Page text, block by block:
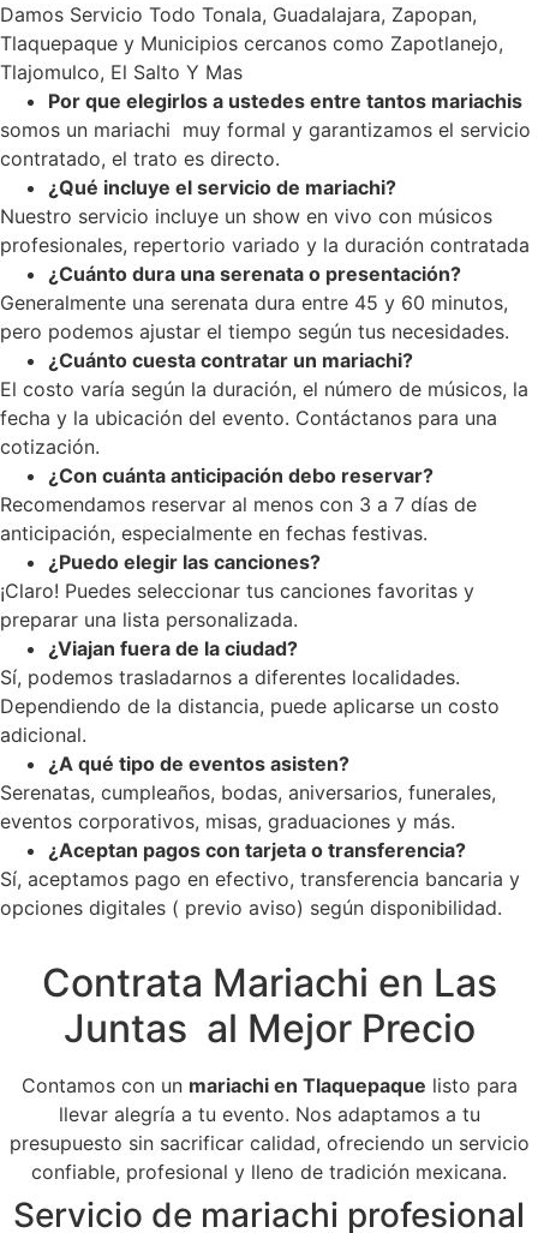
Damos Servicio Todo Tonala, Guadalajara, Zapopan,
Tlaquepaque y Municipios cercanos como Zapotlanejo,
Tlajomulco, El Salto Y Mas
Por que elegirlos a ustedes entre tantos mariachis
somos un mariachi muy formal y garantizamos el servicio
contratado, el trato es directo.
¿Qué incluye el servicio de mariachi?
Nuestro servicio incluye un show en vivo con músicos
profesionales, repertorio variado y la duración contratada
¿Cuánto dura una serenata o presentación?
Generalmente una serenata dura entre 45 y 60 minutos,
pero podemos ajustar el tiempo según tus necesidades.
¿Cuánto cuesta contratar un mariachi?
El costo varía según la duración, el número de músicos, la
fecha y la ubicación del evento. Contáctanos para una
cotización.
¿Con cuánta anticipación debo reservar?
Recomendamos reservar al menos con 3 a 7 días de
anticipación, especialmente en fechas festivas.
¿Puedo elegir las canciones?
¡Claro! Puedes seleccionar tus canciones favoritas y
preparar una lista personalizada.
¿Viajan fuera de la ciudad?
Sí, podemos trasladarnos a diferentes localidades.
Dependiendo de la distancia, puede aplicarse un costo
adicional.
¿A qué tipo de eventos asisten?
Serenatas, cumpleaños, bodas, aniversarios, funerales,
eventos corporativos, misas, graduaciones y más.
¿Aceptan pagos con tarjeta o transferencia?
Sí, aceptamos pago en efectivo, transferencia bancaria y
opciones digitales ( previo aviso) según disponibilidad.
Contrata Mariachi en Las
Juntas al Mejor Precio
Contamos con un mariachi en Tlaquepaque listo para
llevar alegría a tu evento. Nos adaptamos a tu
presupuesto sin sacrificar calidad, ofreciendo un servicio
confiable, profesional y lleno de tradición mexicana.
Servicio de mariachi profesional